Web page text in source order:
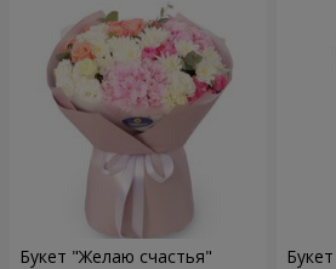
Букет "Желаю счастья"